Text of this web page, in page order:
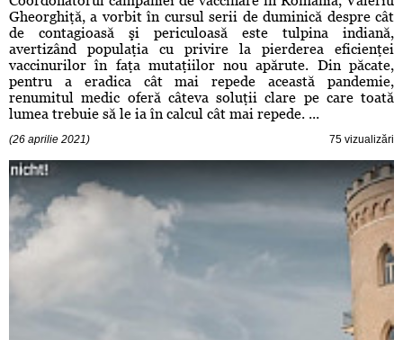
Gheorghiţă, a vorbit în cursul serii de duminică despre cât
de contagioasă şi periculoasă este tulpina indiană,
avertizând populaţia cu privire la pierderea eficienţei
vaccinurilor în faţa mutaţiilor nou apărute. Din păcate,
pentru a eradica cât mai repede această pandemie,
renumitul medic oferă câteva soluţii clare pe care toată
lumea trebuie să le ia în calcul cât mai repede. ...
(26 aprilie 2021) 75 vizualizări